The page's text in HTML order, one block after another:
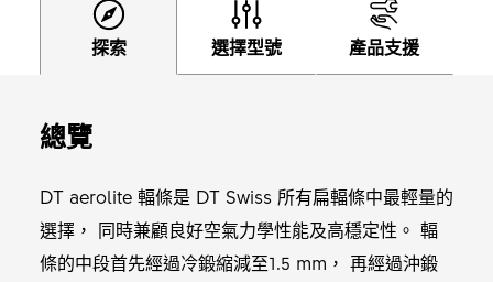
探索 選擇型號 產品支援
總覽
DT aerolite 輻條是 DT Swiss 所有扁輻條中最輕量的
選擇， 同時兼顧良好空氣力學性能及高穩定性。 輻
條的中段首先經過冷鍛縮減至1.5 mm， 再經過沖鍛